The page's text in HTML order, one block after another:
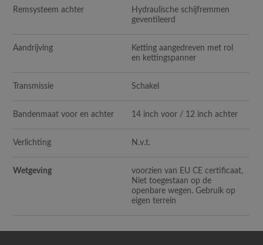
Remsysteem achter
Hydraulische schijfremmen
geventileerd
Aandrijving
Ketting aangedreven met rol
en kettingspanner
Transmissie Schakel
Bandenmaat voor en achter 14 inch voor / 12 inch achter
Verlichting N.v.t.
Wetgeving
voorzien van EU CE certificaat,
Niet toegestaan op de
openbare wegen. Gebruik op
eigen terrein